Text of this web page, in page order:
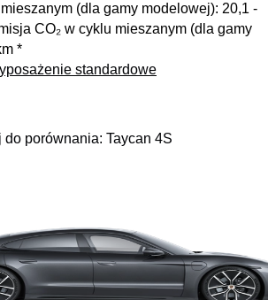
(dla gamy modelowej): 20,1 -
CO₂ w cyklu mieszanym (dla gamy
*
standardowe
do porównania: Taycan 4S